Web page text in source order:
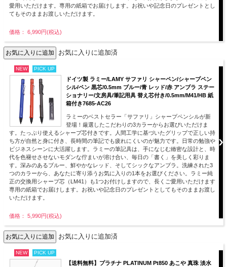
愛用いただけます。専用の紙箱でお届けします。お祝いや記念日のプレゼントとし
てもそのままお渡しいただけます。
価格： 6,990円(税込)
お気に入りに追加済
NEW PICK UP
ドイツ製 ラミー/LAMY サファリ シャーペン/シャープペン
シル/ペン 黒芯/0.5mm ブルー/青 レッド/赤 アンブラ ステー
ショナリー/文房具/筆記用具 替え芯付き/0.5mm/M41/HB 紙
箱付き7685-AC26
ラミーのベストセラー「サファリ」シャープペンシルが新
登場！厳選したこだわりの3カラーからお選びいただけま
す。たっぷり使えるシャープ芯付きです。人間工学に基づいたグリップで正しい持
ち方が自然と身に付き、長時間の筆記でも疲れにくいのが魅力です。日常の勉強や
ビジネスシーンに大活躍します。ラミーの筆記具は、手になじむ緻密な設計と、時
代を色褪せさせないモダンな佇まいが溶け合い、毎日の「書く」を美しく彩りま
す。深みのあるブルー、鮮やかなレッド、そしてシックなアンブラ。洗練された3
つのカラーから、あなたに寄り添うお気に入りの1本をお選びください。ラミー純
正の交換用シャープ芯（LM41）も1つお付けしますので、長くご愛用いただけます
専用の紙箱でお届けします。お祝いや記念日のプレゼントとしてもそのままお渡し
いただけます。
価格： 5,990円(税込)
お気に入りに追加済
NEW PICK UP
【送料無料】プラチナ PLATINUM Pt850 あこや 真珠 淡水